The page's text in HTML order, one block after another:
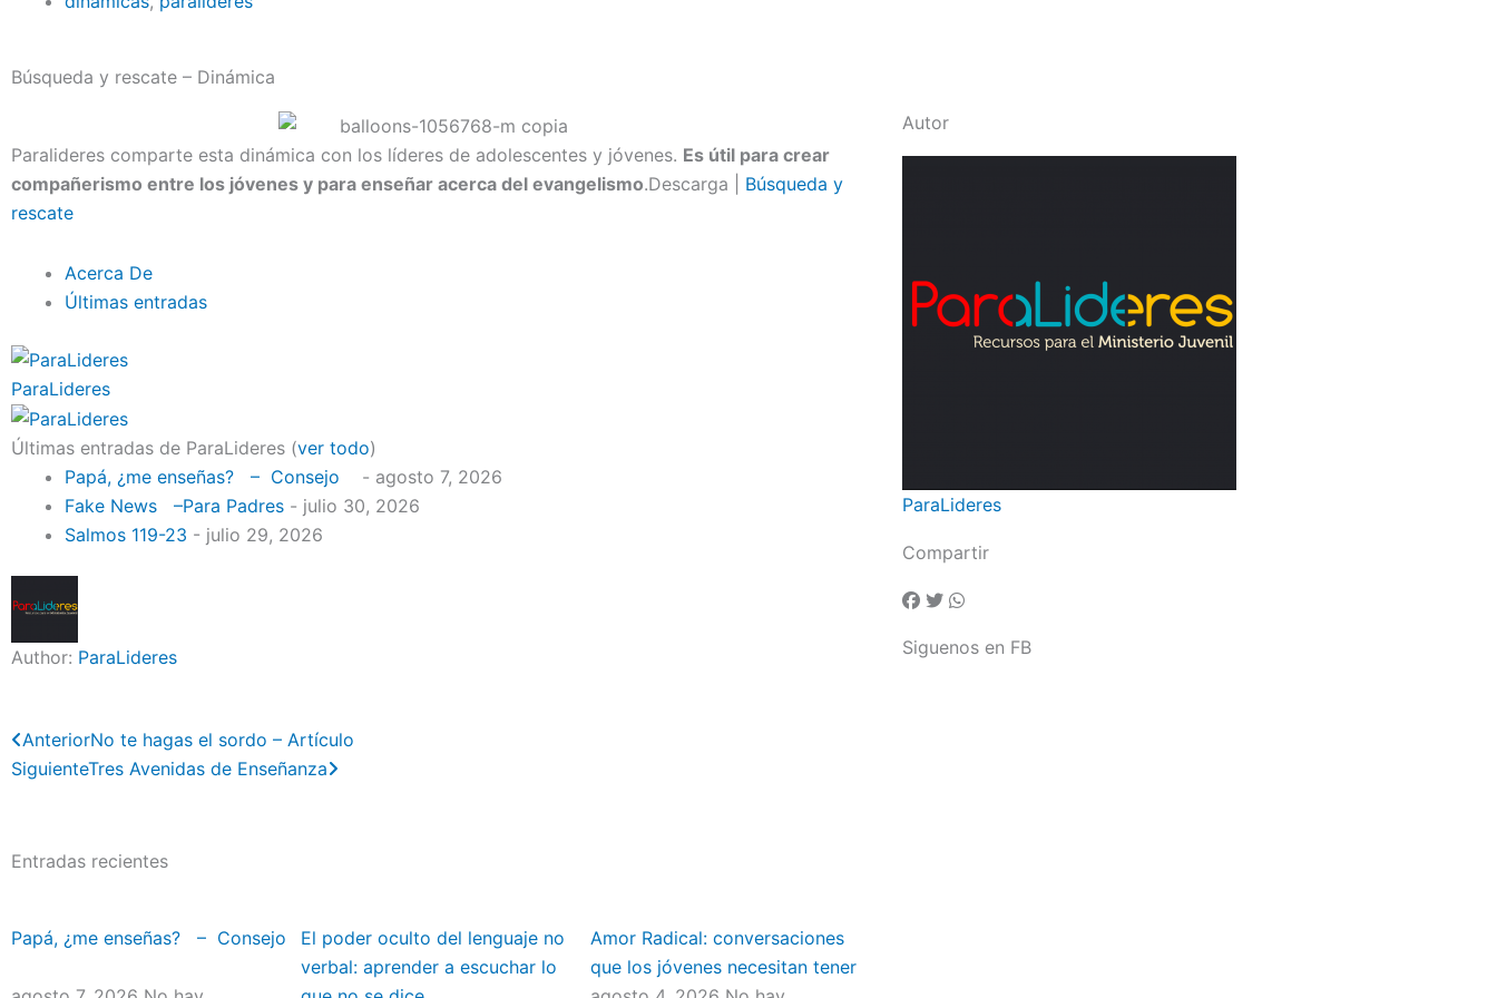
Búsqueda y rescate – Dinámica
Paralideres comparte esta dinámica con los líderes de adolescentes y jóvenes. Es útil para crear
compañerismo entre los jóvenes y para enseñar acerca del evangelismo.Descarga | Búsqueda y
rescate
Acerca De
Últimas entradas
ParaLideres
Últimas entradas de ParaLideres (ver todo)
Papá, ¿me enseñas? – Consejo
- agosto 7, 2026
Fake News –Para Padres - julio 30, 2026
Salmos 119-23 - julio 29, 2026
Author: ParaLideres
Previo
AnteriorNo te hagas el sordo – Artículo
SiguienteTres Avenidas de Enseñanza
Next
Entradas recientes
Papá, ¿me enseñas? – Consejo
El poder oculto del lenguaje no
verbal: aprender a escuchar lo
Amor Radical: conversaciones
que los jóvenes necesitan tener
Autor
ParaLideres
Compartir
Siguenos en FB